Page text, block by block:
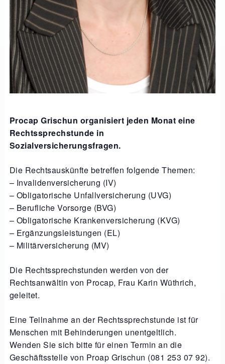
Procap Grischun organisiert jeden Monat eine
Rechtssprechstunde in
Sozialversicherungsfragen.
Die Rechtsauskünfte betreffen folgende Themen:
– Invalidenversicherung (IV)
– Obligatorische Unfallversicherung (UVG)
– Berufliche Vorsorge (BVG)
– Obligatorische Krankenversicherung (KVG)
– Ergänzungsleistungen (EL)
– Militärversicherung (MV)
Die Rechtssprechstunden werden von der
Rechtsanwältin von Procap, Frau Karin Wüthrich,
geleitet.
Eine Teilnahme an der Rechtssprechstunde ist für
Menschen mit Behinderungen unentgeltlich.
Wenden Sie sich bitte für einen Termin an die
Geschäftsstelle von Proap Grischun (081 253 07 92).